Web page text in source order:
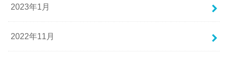
2023年1月
2022年11月